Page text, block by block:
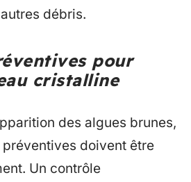
débris.
pour
cristalline
des algues brunes,
doivent être
Un contrôle